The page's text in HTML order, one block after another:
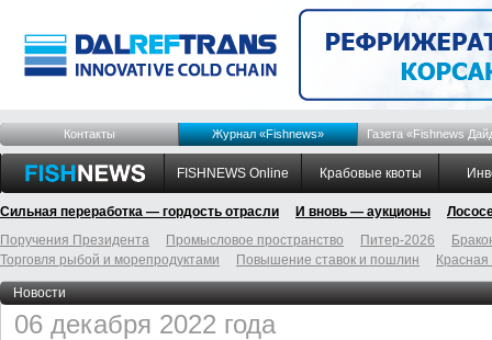
Контакты Журнал «Fishnews» Газета «Fishnews
FISHNEWS Online Крабовые квоты
Сильная переработка — гордость отрасли И вновь — аукционы
Поручения Президента
Промысловое пространство Питер-2026
Торговля рыбой и морепродуктами
Повышение ставок и пошлин
Новости
06 декабря 2022 года